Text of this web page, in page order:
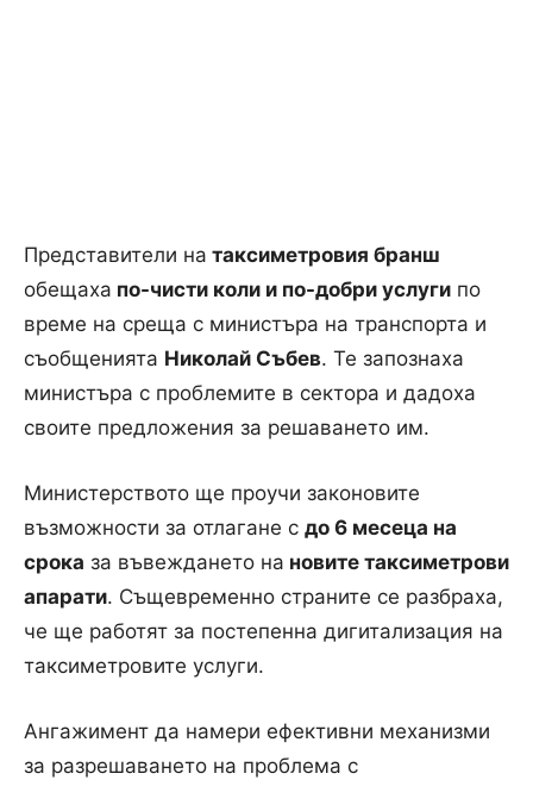
Представители на таксиметровия бранш
обещаха по-чисти коли и по-добри услуги по
време на среща с министъра на транспорта и
съобщенията Николай Събев. Те запознаха
министъра с проблемите в сектора и дадоха
своите предложения за решаването им.
Министерството ще проучи законовите
възможности за отлагане с до 6 месеца на
срока за въвеждането на новите таксиметрови
апарати. Същевременно страните се разбраха,
че ще работят за постепенна дигитализация на
таксиметровите услуги.
Ангажимент да намери ефективни механизми
за разрешаването на проблема с